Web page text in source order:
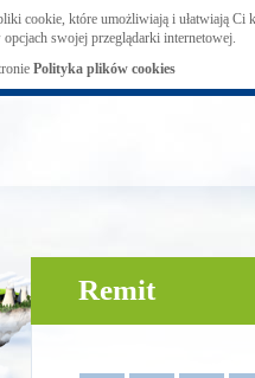
cookie, które umożliwiają i ułatwiają Ci
swojej przeglądarki internetowej.
Polityka plików cookies
Remit